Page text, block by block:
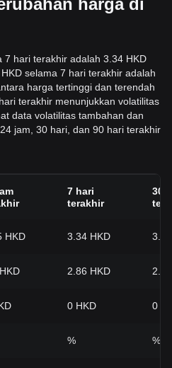
harga di
7 hari terakhir adalah 3.34 HKD
selama 7 hari terakhir adalah
harga tertinggi dan terendah
terakhir menunjukkan volatilitas
data volatilitas tambahan dan
jam, 30 hari, dan 90 hari terakhir
7 hari
terakhir
30
HKD 3.34 HKD
2.86 HKD
0 HKD 0
% %